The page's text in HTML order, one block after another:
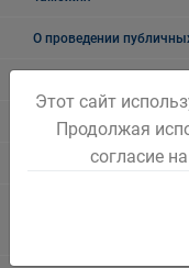
О проведении
Прокуратура
Транспортная
Военный комиссариат
района Кемеровской
Этот сайт
Продолжая
согласие